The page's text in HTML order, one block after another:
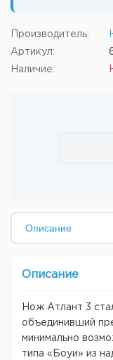
Производитель:
Артикул:
Наличие:
Описание
Нож Атлант 3
объединивший
минимально
типа «Боуи» из